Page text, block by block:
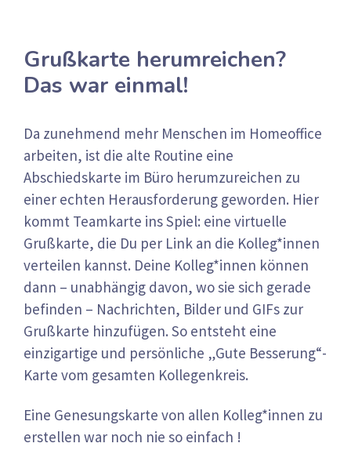
Grußkarte herumreichen?
Das war einmal!
Da zunehmend mehr Menschen im Homeoffice
arbeiten, ist die alte Routine eine
Abschiedskarte im Büro herumzureichen zu
einer echten Herausforderung geworden. Hier
kommt Teamkarte ins Spiel: eine virtuelle
Grußkarte, die Du per Link an die Kolleg*innen
verteilen kannst. Deine Kolleg*innen können
dann – unabhängig davon, wo sie sich gerade
befinden – Nachrichten, Bilder und GIFs zur
Grußkarte hinzufügen. So entsteht eine
einzigartige und persönliche „Gute Besserung“-
Karte vom gesamten Kollegenkreis.
Eine Genesungskarte von allen Kolleg*innen zu
erstellen war noch nie so einfach !